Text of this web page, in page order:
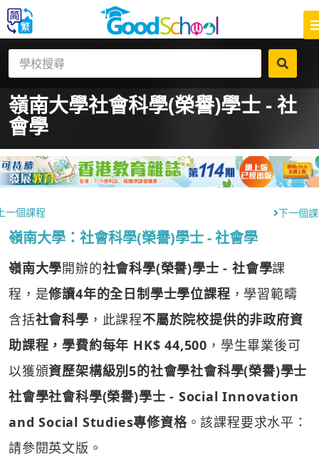
嶺南大學社會科學(榮譽)學士 - 社
會學
一個課程 下一個
嶺南大學：社會科學(榮譽)學士 - 社會學
嶺南大學開辦的社會科學(榮譽)學士 - 社會學課
程，是修讀4年的全日制學士學位課程 ，學習範疇
含括社會科學 ，此課程不屬於院校提供的非政府資
助課程，學費約每年 HK$ 44,500 ，學生畢業後可
以獲頒資歷架構級別5的社會學社會科學(榮譽)學士
社會學社會科學(榮譽)學士 - Social Innovation
and Social Studies專修資格。該課程要求水平：
請參閱英文版。